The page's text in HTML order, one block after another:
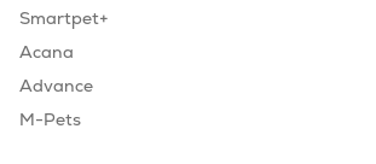
Smartpet+
Acana
Advance
M-Pets